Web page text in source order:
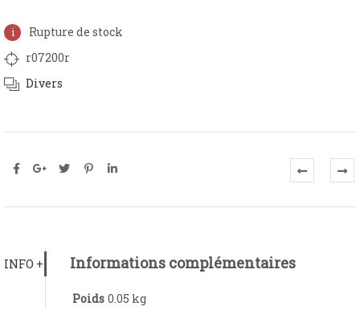
Rupture de stock
r07200r
Divers
INFO + Informations complémentaires
Poids 0.05 kg